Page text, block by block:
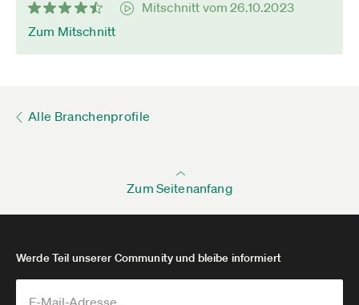
Mitschnitt vom 26.10.2023
Zum Mitschnitt
Alle Branchenprofile
Zum Seitenanfang
Werde Teil unserer Community und bleibe informiert